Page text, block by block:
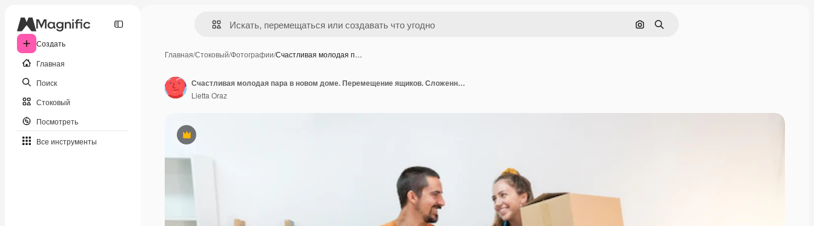
Создать
Главная
Поиск
Стоковый
Посмотреть
Все инструменты
Поиск по изображению
Поиск
Главная/Стоковый/Фотографии/Счастливая молодая п…
Премиум
Счастливая молодая пара в новом доме. Перемещение ящиков. Сложенные картонные коробки. Арендная квартира.
Lietta Oraz